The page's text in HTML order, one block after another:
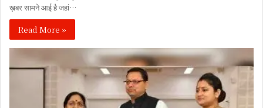
ख़बर सामने आई है जहां…
Read More »